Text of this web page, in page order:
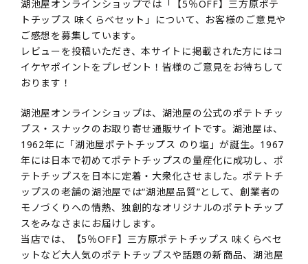
湖池屋オンラインショップでは「【5％OFF】三方原ポテ
トチップス 味くらべセット」について、お客様のご意見や
ご感想を募集しています。
レビューを投稿いただき、本サイトに掲載された方にはコ
イケヤポイントをプレゼント！皆様のご意見をお待ちして
おります！
湖池屋オンラインショップは、湖池屋の公式のポテトチッ
プス・スナックのお取り寄せ通販サイトです。湖池屋は、
1962年に「湖池屋ポテトチップス のり塩」が誕生。1967
年には日本で初めてポテトチップスの量産化に成功し、ポ
テトチップスを日本に定着・大衆化させました。ポテトチ
ップスの老舗の湖池屋では“湖池屋品質”として、創業者の
モノづくりへの情熱、独創的なオリジナルのポテトチップ
スをみなさまにお届けします。
当店では、【5％OFF】三方原ポテトチップス 味くらべセ
ットなど大人気のポテトチップスや話題の新商品、湖池屋